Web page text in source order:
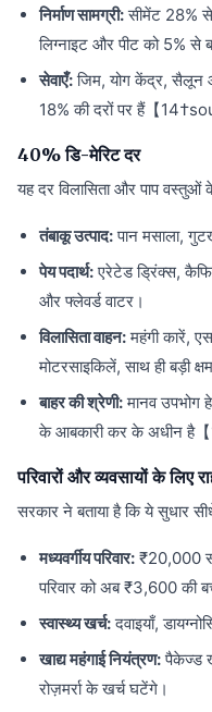
निर्माण सामग्री:सीमेंट 28% से
लिग्नाइट और पीट को 5% से
सेवाएँ:जिम, योग केंद्र, सैलून
18% की दरों पर हैं【
40% डि-मेरिट दर
यह दर विलासिता और पाप वस्तुओं
तंबाकू उत्पाद:पान मसाला,
पेय पदार्थ:एरेटेड ड्रिंक्स,
और फ्लेवर्ड वाटर।
विलासिता वाहन:महंगी कारें,
मोटरसाइकिलें, साथ ही बड़ी
बाहर की श्रेणी:मानव उपभोग
के आबकारी कर के अधीन है
परिवारों और व्यवसायों के लिए
सरकार ने बताया है कि ये सुधार
मध्यवर्गीय परिवार: ₹20,000
परिवार को अब ₹3,600 की
स्वास्थ्य खर्च:दवाइयाँ,
खाद्य महंगाई नियंत्रण:पैकेज्ड
रोज़मर्रा के खर्च घटेंगे।